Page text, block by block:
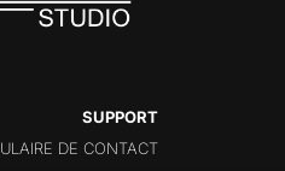
SUPPORT
DE CONTACT